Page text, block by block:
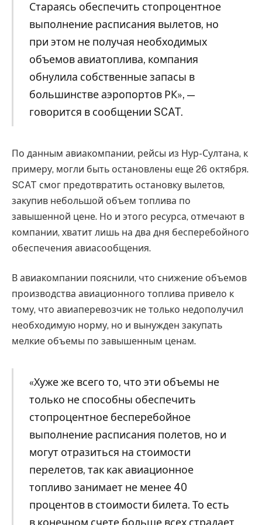
Стараясь обеспечить стопроцентное
выполнение расписания вылетов, но
при этом не получая необходимых
объемов авиатоплива, компания
обнулила собственные запасы в
большинстве аэропортов РК», —
говорится в сообщении SCAT.
По данным авиакомпании, рейсы из Нур-Султана, к
примеру, могли быть остановлены еще 26 октября.
SCAT смог предотвратить остановку вылетов,
закупив небольшой объем топлива по
завышенной цене. Но и этого ресурса, отмечают в
компании, хватит лишь на два дня бесперебойного
обеспечения авиасообщения.
В авиакомпании пояснили, что снижение объемов
производства авиационного топлива привело к
тому, что авиаперевозчик не только недополучил
необходимую норму, но и вынужден закупать
мелкие объемы по завышенным ценам.
«Хуже же всего то, что эти объемы не
только не способны обеспечить
стопроцентное бесперебойное
выполнение расписания полетов, но и
могут отразиться на стоимости
перелетов, так как авиационное
топливо занимает не менее 40
процентов в стоимости билета. То есть
в конечном счете больше всех страдает